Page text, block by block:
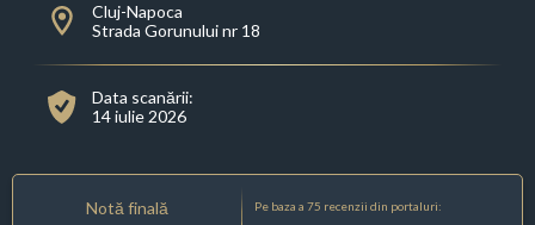
Cluj-Napoca
Strada Gorunului nr 18
Data scanării:
14 iulie 2026
Notă finală Pe baza a 75 recenzii din portaluri: